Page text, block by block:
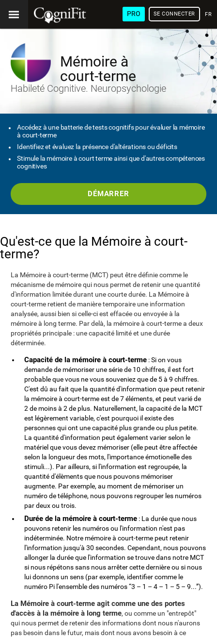
PRO SE CONNECTER
Mémoire à
court-terme
Habileté Cognitive. Neuropsychologie
Accédez à une batterie de tests cognitifs pour évaluer la mémoire
à court-terme
Identifiez et évaluez la présence d'altérations ou déficits
Stimule la mémoire à court terme ainsi que d'autres compétences
cognitives
DÉMARRER
Qu'est-ce que la Mémoire à court-
terme?
La Mémoire à court-terme (MCT) peut être définie comme le
mécanisme de mémoire qui nous permet de retenir une quantité
d'information limitée durant une courte durée. La Mémoire à
court-terme retient de manière temporaire une information
analysée, aussi bien si celle-ci est effacée ou envoyée à la
mémoire à long terme. Par delà, la mémoire à court-terme a deux
propriétés principale : une capacité limité et une durée
déterminée.
Capacité de la mémoire à court-terme : Si on vous
demande de mémoriser une série de 10 chiffres, il est fort
probable que vous ne vous souveniez que de 5 à 9 chiffres.
C'est dû au fait que la quantité d'information que peut retenir
la mémoire à court-terme est de 7 éléments, et peut varié de
2 de moins à 2 de plus. Naturellement, la capacité de la MCT
est légèrement variable, c'est pourquoi il existe des
personnes qui ont une capacité plus grande ou plus petite.
La quantité d'information peut également varier selon le
matériel que vous devez mémoriser (elle peut être affectée
selon la longueur des mots, l'importance émotionelle des
stimuli...). Par ailleurs, si l'information est regroupée, la
quantité d'élèments que nous pouvons mémoriser
augmente. Par exemple, au moment de mémoriser un
numéro de téléphone, nous pouvons regrouper les numéros
par deux ou trois.
Durée de la mémoire à court-terme : La durée que nous
pouvons retenir les numéros ou l'information n'est pas
indéterminée. Notre mémoire à court-terme peut retenir
l'information jusqu'à 30 secondes. Cependant, nous pouvons
allonger la durée que l'information se trouve dans notre MCT
si nous répétons sans nous arrêter cette dernière ou si nous
lui donnons un sens (par exemple, identifier comme le
numéro Pi l'ensemble des numéros “3 – 1 – 4 – 1 – 5 – 9...”).
La Mémoire à court-terme agit comme une des portes
d'accès à la mémoire à long terme, ou comme un "entrepôt"
qui nous permet de retenir des informations dont nous n'aurons
pas besoin dans le futur, mais dont nous avons besoin à ce